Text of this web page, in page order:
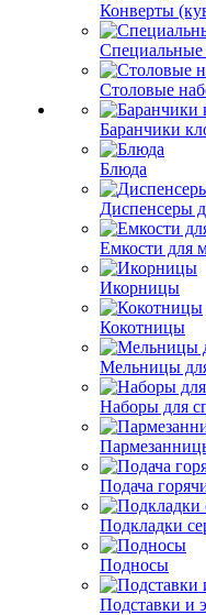
Конверты
Столовые
Баранчики
Блюда
Диспенсеры
Емкости для
Икорницы
Кокотницы
Мельницы
Наборы для
Подача
Подкладки
Подносы
Подставки и